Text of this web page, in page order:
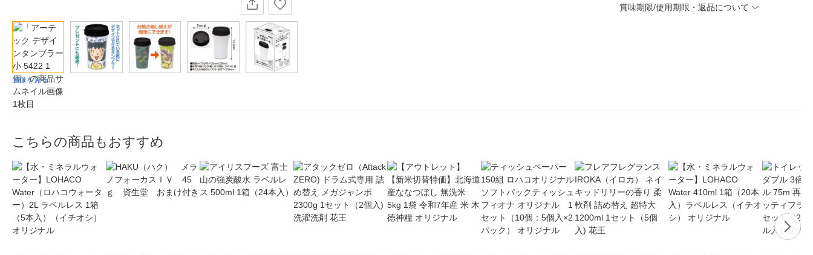
画像を見る
賞味期限/使用期限・返品について
こちらの商品もおすすめ